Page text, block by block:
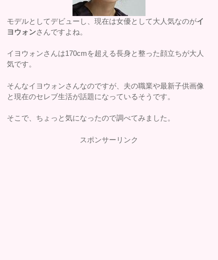
モデルとしてデビューし、現在は女優として大人気なのがイ
ヨウォンさんですよね。
イヨウォンさんは170cmを超える長身と整った顔立ちが大人
気です。
そんなイヨウォンさんなのですが、夫の職業や最新子供画像
と現在のセレブ生活が話題になっているそうです。
そこで、ちょっと気になったので調べてみました。
スポンサーリンク